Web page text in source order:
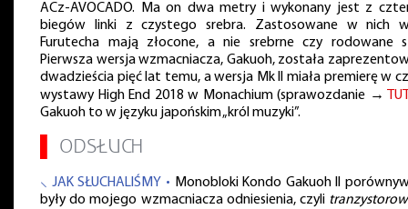
ACz-AVOCADO. Ma on dwa metry i wykonany jest z
biegów linki z czystego srebra. Zastosowane w nich
Furutecha mają złocone, a nie srebrne czy rodowane
Pierwsza wersja wzmacniacza, Gakuoh, została
dwadzieścia pięć lat temu, a wersja Mk II miała premierę w
wystawy High End 2018 w Monachium (sprawozdanie →
Gakuoh to w języku japońskim „król muzyki”.
ODSŁUCH
⸜ JAK SŁUCHALIŚMY • Monobloki Kondo Gakuoh II
były do mojego wzmacniacza odniesienia, czyli